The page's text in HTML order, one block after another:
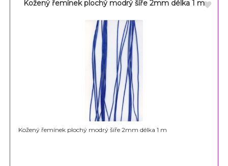
Kožený řemínek plochý modrý šíře 2mm délka 1 m
Kožený řemínek plochý modrý šíře 2mm délka 1 m